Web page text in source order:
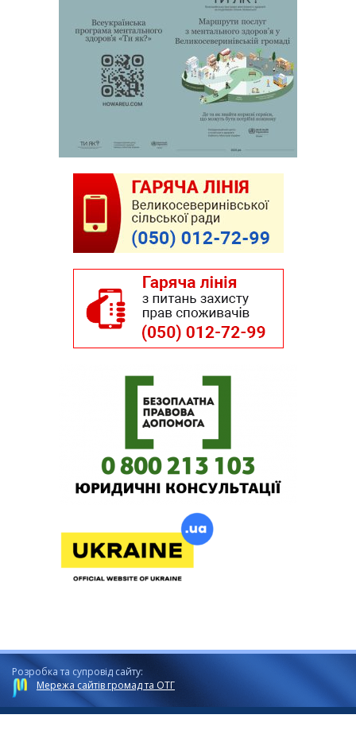
Розробка та супровід сайту:
Мережа сайтів громад та ОТГ